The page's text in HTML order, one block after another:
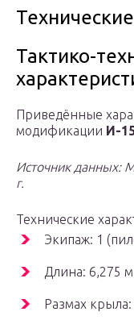
Тактико-
Приведённые
модификации И-
Источник данных:
г.
Технические
Экипаж: 1
Длина: 6,275 м
Размах крыла: